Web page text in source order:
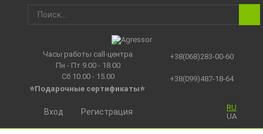
Часы работы call-центра
Пн - Пт 9.00 - 18.00
Сб 10.00 - 15.00
⭐Подарочные сертификаты⭐
+38(068)283-00-60
+38(099)487-18-64
RU
UA
Вход Регистрация